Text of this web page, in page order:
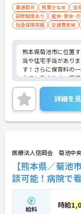
車通勤可 残業少なめ 住
研修制度あり
産休･育休･
社会保険完備
交通費支給
熊本県菊池市に位置
当や住宅手当があり
す！さらに保育料の
方でも働きやすい環
面接対策ポイントな
のでお気軽にご相談く
詳細を
医療法人信岡会 菊池中
【熊本県／菊
談可能！病院で
給料 時給